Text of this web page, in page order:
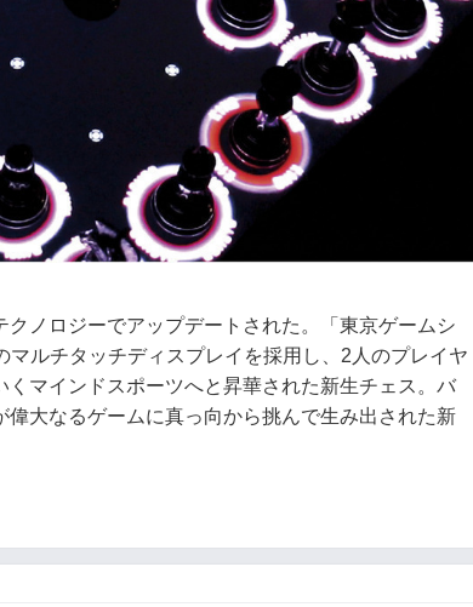
ノロジーでアップデートされた。「東京ゲームシ
ルチタッチディスプレイを採用し、2人のプレイヤ
マインドスポーツへと昇華された新生チェス。バ
大なるゲームに真っ向から挑んで生み出された新